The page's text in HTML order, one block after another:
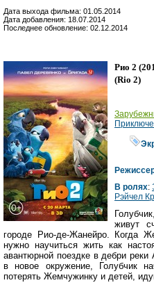
Дата выхода фильма: 01.05.2014
Дата добавления: 18.07.2014
Последнее обновление: 02.12.2014
Рио 2
(Rio 2)
В ролях:
Рэйчел
живут
городе Рио-де-Жанейро. Когда
нужно научиться жить как
авантюрной поездке в дебри
в новое окружение, Голубчик
потерять Жемчужинку и детей,